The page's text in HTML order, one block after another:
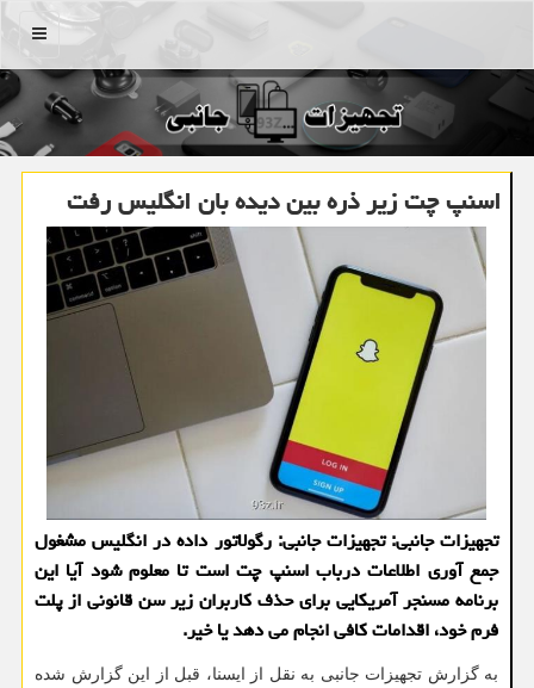
منو
اسنپ چت زیر ذره بین دیده بان انگلیس رفت
تجهیزات جانبی: تجهیزات جانبی: رگولاتور داده در انگلیس مشغول
جمع آوری اطلاعات درباب اسنپ چت است تا معلوم شود آیا این
برنامه مسنجر آمریکایی برای حذف کاربران زیر سن قانونی از پلت
فرم خود، اقدامات کافی انجام می دهد یا خیر.
به گزارش تجهیزات جانبی به نقل از ایسنا، قبل از این گزارش شده